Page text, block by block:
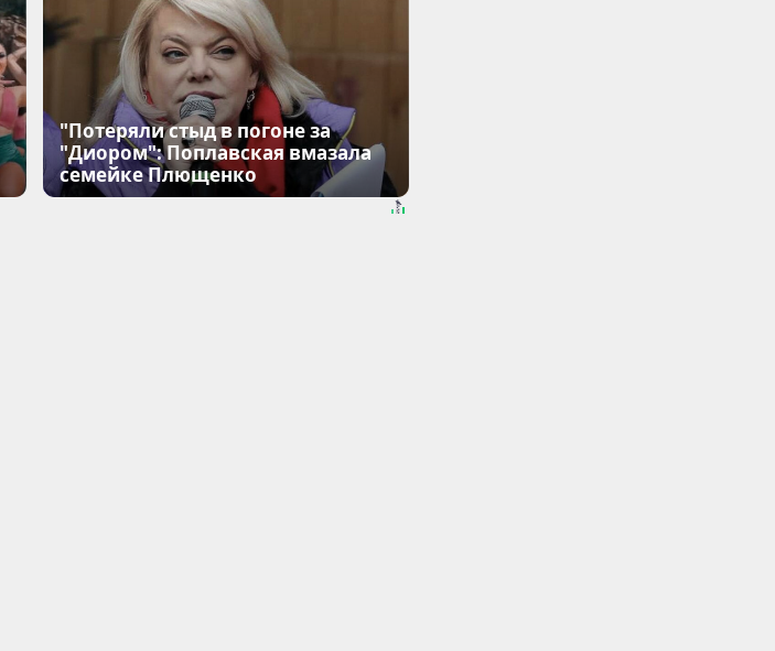
"Потеряли стыд в погоне за
"Диором": Поплавская вмазала
семейке Плющенко